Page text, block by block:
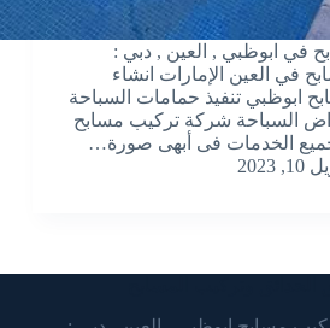
في ابوظبي , العين , دبي :
في العين الإمارات انشاء
ابوظبي تنفيذ حمامات السباحة
السباحة شركة تركيب مسابح
الخدمات فى أبهى صورة…
2023